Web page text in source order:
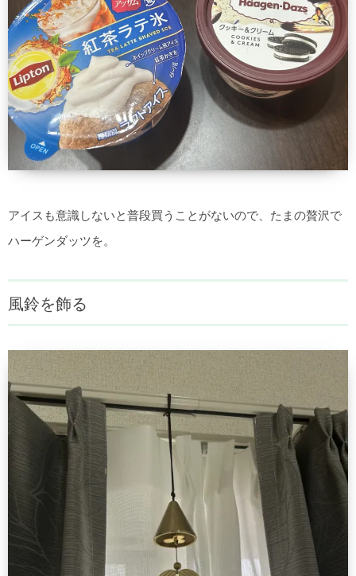
アイスも意識しないと普段買うことがないので、たまの贅沢で
ハーゲンダッツを。
風鈴を飾る